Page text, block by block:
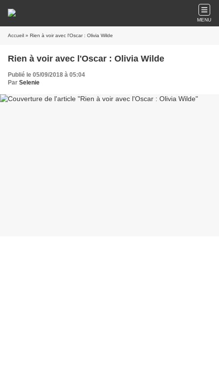
MENU
Accueil » Rien à voir avec l'Oscar : Olivia Wilde
Rien à voir avec l'Oscar : Olivia Wilde
Publié le 05/09/2018 à 05:04
Par Selenie